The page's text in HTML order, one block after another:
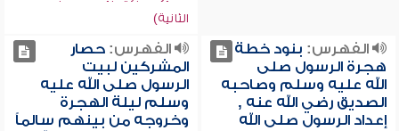
الثانية)
الفهرس: بنود خطة
هجرة الرسول صلى
الله عليه وسلم وصاحبه
الصديق رضي الله عنه ,
إعداد الرسول صلى الله
الفهرس:حصار
المشركين لبيت
الرسول صلى الله عليه
وسلم ليلة الهجرة
وخروجه من بينهم سالماً